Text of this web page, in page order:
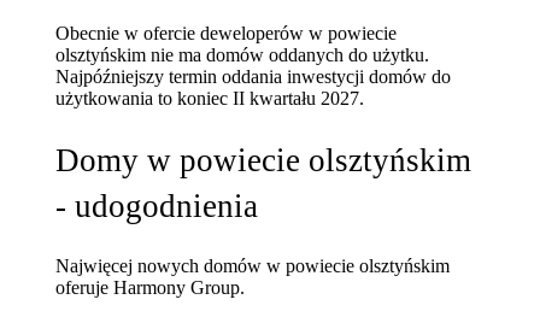
Obecnie w ofercie deweloperów w powiecie
olsztyńskim nie ma domów oddanych do użytku.
Najpóźniejszy termin oddania inwestycji domów do
użytkowania to koniec II kwartału 2027.
Domy w powiecie olsztyńskim
- udogodnienia
Najwięcej nowych domów w powiecie olsztyńskim
oferuje Harmony Group.